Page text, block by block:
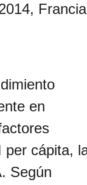
Francia
en
per cápita,
Según